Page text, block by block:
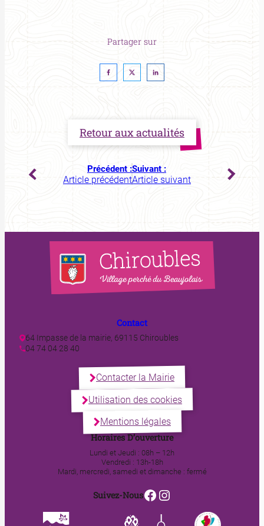
Partager sur
Retour aux actualités
Précédent :
Article précédent
Suivant :
Article suivant
Contact
64 Impasse de la mairie, 69115 Chiroubles
04 74 04 28 40
Contacter la Mairie
Utilisation des cookies
Mentions légales
Horaires D’ouverture
Lundi et Jeudi : 08h – 12h
Vendredi : 13h-18h
Mardi, mercredi, samedi et dimanche : fermé
Suivez-NousFacebook
Instagram